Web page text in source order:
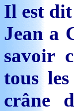
Il est
Jean a
savoir
tous
crâne